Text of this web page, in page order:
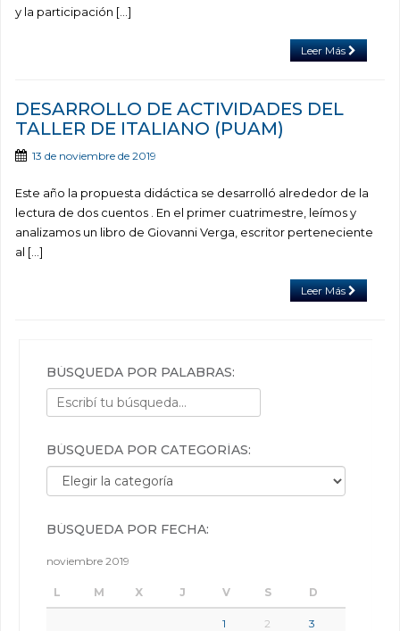
y la participación […]
Leer Más
DESARROLLO DE ACTIVIDADES DEL
TALLER DE ITALIANO (PUAM)
13 de noviembre de 2019
Este año la propuesta didáctica se desarrolló alrededor de la
lectura de dos cuentos . En el primer cuatrimestre, leímos y
analizamos un libro de Giovanni Verga, escritor perteneciente
al […]
Leer Más
BÚSQUEDA POR PALABRAS:
BÚSQUEDA POR CATEGORÍAS:
Búsqueda por categorías:
BÚSQUEDA POR FECHA:
noviembre 2019
L M X J V S D
1 2 3